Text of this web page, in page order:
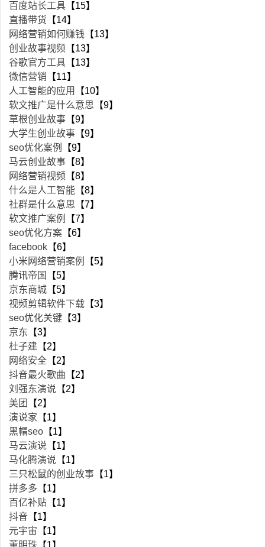
百度站长工具 【15】
直播带货 【14】
网络营销如何赚钱 【13】
创业故事视频 【13】
谷歌官方工具 【13】
微信营销 【11】
人工智能的应用
【10】
软文推广是什么意思 【9】
草根创业故事 【9】
大学生创业故事 【9】
seo优化案例
【9】
马云创业故事 【8】
网络营销视频 【8】
什么是人工智能 【8】
社群是什么意思 【7】
软文推广案例
【7】
seo优化方案 【6】
facebook 【6】
小米网络营销案例
【5】
腾讯帝国
【5】
京东商城 【5】
视频剪辑软件下载 【3】
seo优化关键 【3】
京东 【3】
杜子建 【2】
网络安全 【2】
抖音最火歌曲 【2】
刘强东演说 【2】
美团
【2】
演说家 【1】
黑帽seo 【1】
马云演说 【1】
马化腾演说 【1】
三只松鼠的创业故事 【1】
拼多多 【1】
百亿补贴 【1】
抖音 【1】
元宇宙 【1】